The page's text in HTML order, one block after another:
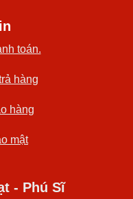
toán.
hàng
hàng
mật
- Phú Sĩ